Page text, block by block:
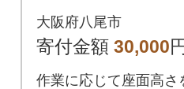
ア(ブラック/ブラ
ク)(D200)
大阪府八尾市
寄付金額 30,000
作業に応じて座面高さ